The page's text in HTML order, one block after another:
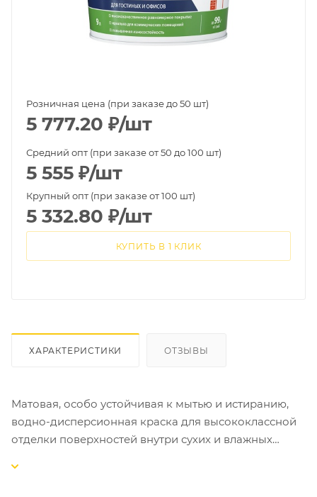
Розничная цена (при заказе до 50 шт)
5 777.20 ₽/шт
Средний опт (при заказе от 50 до 100 шт)
5 555 ₽/шт
Крупный опт (при заказе от 100 шт)
5 332.80 ₽/шт
КУПИТЬ В 1 КЛИК
ХАРАКТЕРИСТИКИ ОТЗЫВЫ
Матовая, особо устойчивая к мытью и истиранию,
водно-дисперсионная краска для высококлассной
отделки поверхностей внутри сухих и влажных